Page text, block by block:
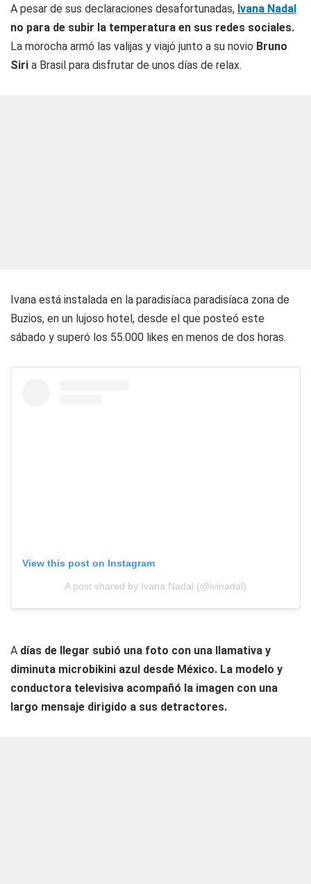
A pesar de sus declaraciones desafortunadas, Ivana Nadal
no para de subir la temperatura en sus redes sociales.
La morocha armó las valijas y viajó junto a su novio Bruno
Siri a Brasil para disfrutar de unos días de relax.
Ivana está instalada en la paradisíaca paradisíaca zona de
Buzios, en un lujoso hotel, desde el que posteó este
sábado y superó los 55.000 likes en menos de dos horas.
View this post on Instagram
A post shared by Ivana Nadal (@ivinadal)
A días de llegar subió una foto con una llamativa y
diminuta microbikini azul desde México. La modelo y
conductora televisiva acompañó la imagen con una
largo mensaje dirigido a sus detractores.